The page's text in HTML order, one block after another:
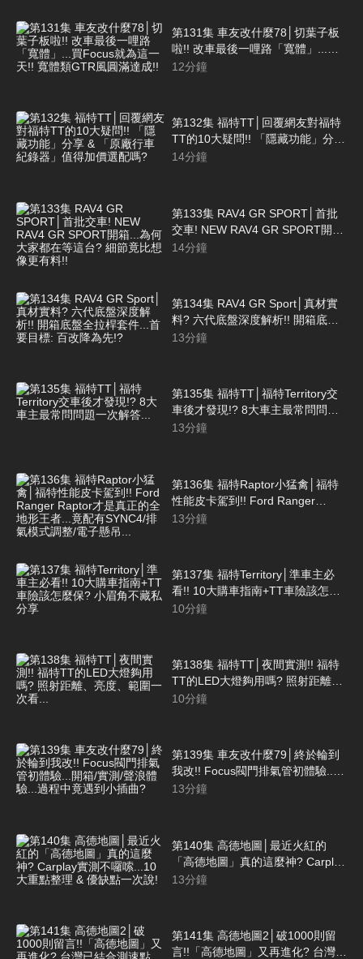
第131集 車友改什麼78│切葉子板
啦!! 改車最後一哩路「寬體」...買
Focus就為這一天!! 寬體類GTR風
12分鐘
第132集 福特TT│回覆網友對福特
TT的10大疑問!! 「隱藏功能」分享
& 「原廠行車紀錄器」值得加價選
14分鐘
第133集 RAV4 GR SPORT│首批
交車! NEW RAV4 GR SPORT開
箱...為何大家都在等這台? 細節竟
14分鐘
第134集 RAV4 GR Sport│真材實
料? 六代底盤深度解析!! 開箱底盤
全拉桿套件...首要目標: 百改降為
13分鐘
第135集 福特TT│福特Territory交
車後才發現!? 8大車主最常問問題
一次解答...
13分鐘
第136集 福特Raptor小猛禽│福特
性能皮卡駕到!! Ford Ranger
Raptor才是真正的全地形王者...竟
13分鐘
第137集 福特Territory│準車主必
看!! 10大購車指南+TT車險該怎麼
保? 小眉角不藏私分享
10分鐘
第138集 福特TT│夜間實測!! 福特
TT的LED大燈夠用嗎? 照射距離、
亮度、範圍一次看...
10分鐘
第139集 車友改什麼79│終於輪到
我改!! Focus閥門排氣管初體驗...
開箱/實測/聲浪體驗...過程中竟遇到
13分鐘
第140集 高德地圖│最近火紅的
「高德地圖」真的這麼神? Carplay
實測不囉嗦...10大重點整理 & 優缺
13分鐘
第141集 高德地圖2│破1000則留
言!!「高德地圖」又再進化? 台灣已